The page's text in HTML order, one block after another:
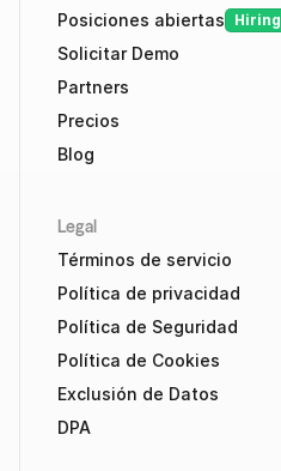
Posiciones abiertas
Hiring
Solicitar Demo
Partners
Precios
Blog
Legal
Términos de servicio
Política de privacidad
Política de Seguridad
Política de Cookies
Exclusión de Datos
DPA